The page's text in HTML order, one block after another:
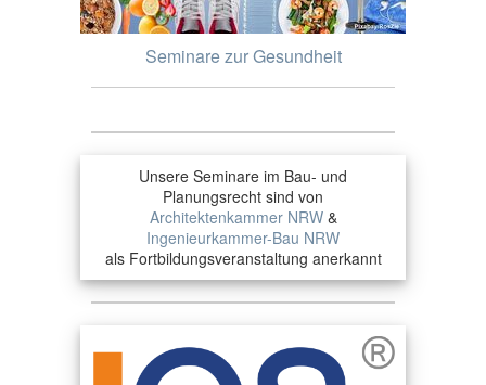
Seminare zur Gesundheit
Unsere Seminare im Bau- und
Planungsrecht sind von
Architektenkammer NRW&
Ingenieurkammer-Bau NRW
als Fortbildungsveranstaltung anerkannt